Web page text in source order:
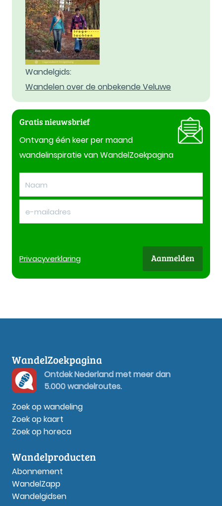
Wandelgids:
Wandelen over de onbekende Veluwe
Gratis nieuwsbrief
Ontvang één keer per maand
wandelinspiratie van WandelZoekpagina
Privacyverklaring Aanmelden
WandelZoekpagina
Ontdek Nederland met meer dan
5.000 wandelroutes.
Zoek op wandeling
Zoek op kaart
Zoek op horeca
Wandelproducten
Abonnement
WandelZapp
Wandelgidsen